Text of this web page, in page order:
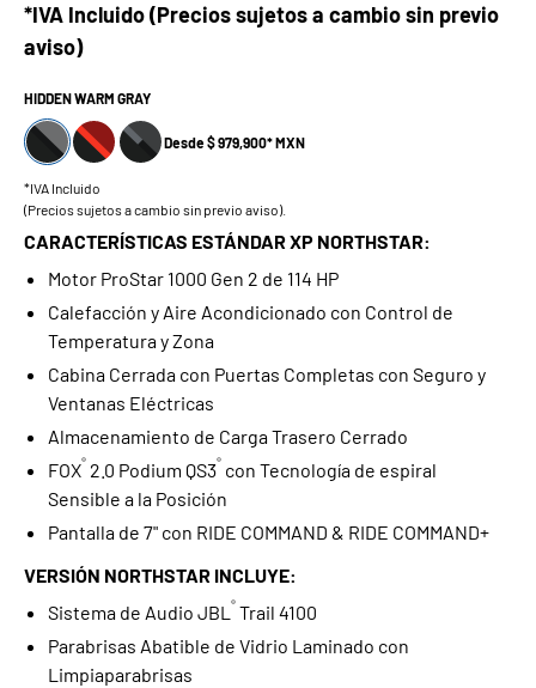
*IVA Incluido (Precios sujetos a cambio sin previo
aviso)
HIDDEN WARM GRAY
Desde $ 979,900* MXN
*IVA Incluido
(Precios sujetos a cambio sin previo aviso).
CARACTERÍSTICAS ESTÁNDAR XP NORTHSTAR:
Motor ProStar 1000 Gen 2 de 114 HP
Calefacción y Aire Acondicionado con Control de
Temperatura y Zona
Cabina Cerrada con Puertas Completas con Seguro y
Ventanas Eléctricas
Almacenamiento de Carga Trasero Cerrado
FOX® 2.0 Podium QS3® con Tecnología de espiral
Sensible a la Posición
Pantalla de 7" con RIDE COMMAND & RIDE COMMAND+
VERSIÓN NORTHSTAR INCLUYE:
Sistema de Audio JBL ® Trail 4100
Parabrisas Abatible de Vidrio Laminado con
Limpiaparabrisas